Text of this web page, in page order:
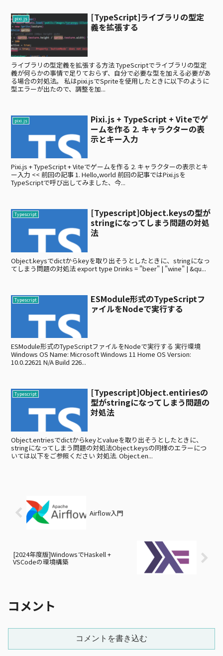
pixi.js
[TypeScript]ライブラリの型定
義を拡張する
ライブラリの型定義を拡張する方法 TypeScriptでライブラリの型定
義が何らかの事情で足りておらず、自分で必要な型を加える必要があ
る場合の対処法。 私はpixi.jsでSpriteを使用したときに以下のように
型エラーが出たので、調整を加...
pixi.js
Pixi.js + TypeScript + Viteでゲ
ームを作る 2. キャラクターの表
示とキー入力
Pixi.js + TypeScript + Viteでゲームを作る 2. キャラクターの表示とキ
ー入力 << 前回の記事 1. Hello,world 前回の記事ではPixi.jsを
TypeScriptで呼び出してみました、今...
Typescript
[Typescript]Object.keysの型が
stringになってしまう問題の対処
法
Object.keysでdictからkeyを取り出そうとしたときに、stringになっ
てしまう問題の対処法 export type Drinks = "beer" | "wine" | &qu...
Typescript
ESModule形式のTypeScriptフ
ァイルをNodeで実行する
ESModule形式のTypeScriptファイルをNodeで実行する 実行環境
Windows OS Name: Microsoft Windows 11 Home OS Version:
10.0.22621 N/A Build 226...
Typescript
[Typescript]Object.entiriesの
型がstringになってしまう問題の
対処法
Object.entriesでdictからkeyとvalueを取り出そうとしたときに、
stringになってしまう問題の対処法Object.keysの同様のエラーにつ
いては以下をご参照ください 対処法. Object.en...
Airflow入門
[2024年度版]WindowsでHaskell +
VSCodeの環境構築
コメント
コメントを書き込む